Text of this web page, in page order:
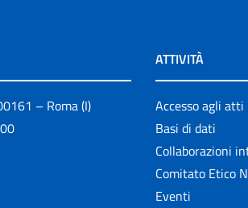
– Roma (I)
ATTIVITÀ
Accesso agli atti
Basi di dati
Collaborazioni
Comitato Etico
Eventi